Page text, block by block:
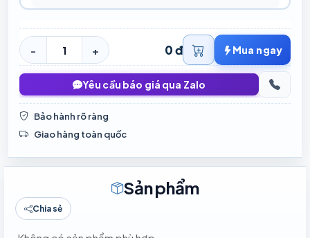
- + 0 đ Mua ngay
Yêu cầu báo giá qua Zalo
Bảo hành rõ ràng
Giao hàng toàn quốc
Sản phẩm
Chia sẻ